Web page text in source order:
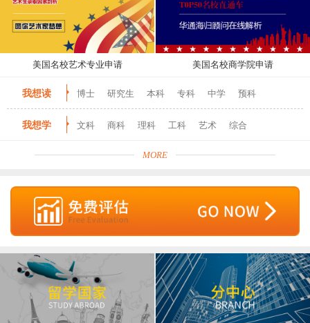
美国名校艺术专业申请 美国名校商学院申请
我想读 博士 研究生 本科 专科 中学 预科
我想学 文科 商科 理科 工科 艺术 综合
MORE